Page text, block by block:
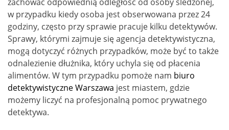
w przypadku kiedy osoba jest obserwowana przez 24
godziny, często przy sprawie pracuje kilku detektywów.
Sprawy, którymi zajmuje się agencja detektywistyczna,
mogą dotyczyć różnych przypadków, może być to także
odnalezienie dłużnika, który uchyla się od płacenia
alimentów. W tym przypadku pomoże nam biuro
detektywistyczne Warszawa jest miastem, gdzie
możemy liczyć na profesjonalną pomoc prywatnego
detektywa.